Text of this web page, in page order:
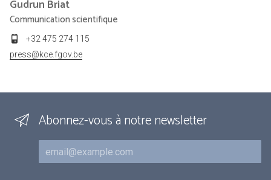
Gudrun Briat
Communication scientifique
+32 475 274 115
press@kce.fgov.be
Abonnez-vous à notre newsletter
Courriel